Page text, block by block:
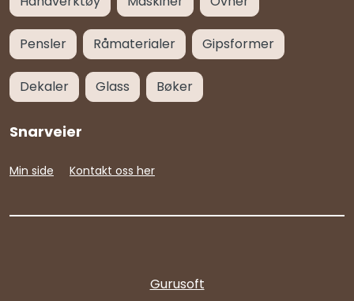
Pensler Råmaterialer Gipsformer
Dekaler Glass Bøker
Min side Kontakt oss her
Snarveier
Gurusoft